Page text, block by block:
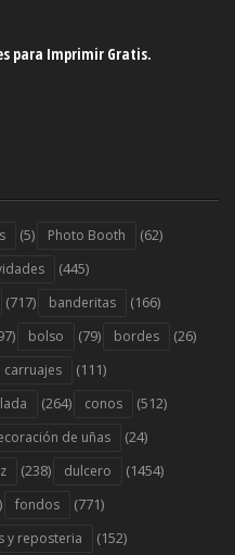
para Imprimir Gratis.
(5) Photo Booth (62)
(445)
(717) banderitas (166)
bolso (79) bordes (26)
carruajes (111)
(264) conos (512)
de uñas (24)
(238) dulcero (1454)
fondos (771)
y reposteria (152)